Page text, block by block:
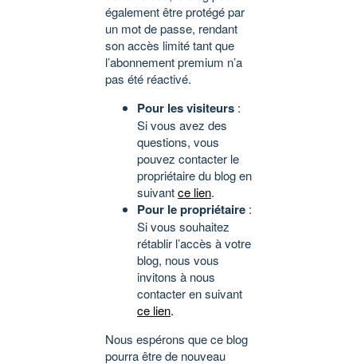
également être protégé par
un mot de passe, rendant
son accès limité tant que
l’abonnement premium n’a
pas été réactivé.
Pour les visiteurs :
Si vous avez des
questions, vous
pouvez contacter le
propriétaire du blog en
suivantce lien.
Pour le propriétaire :
Si vous souhaitez
rétablir l’accès à votre
blog, nous vous
invitons à nous
contacter en suivant
ce lien.
Nous espérons que ce blog
pourra être de nouveau